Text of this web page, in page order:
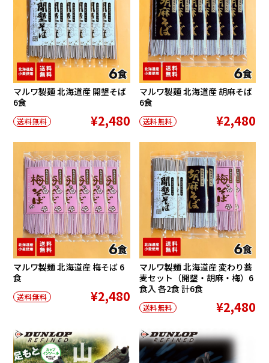
マルワ製麺 北海道産 開墾そば
6食
送料無料 ¥2,480
マルワ製麺 北海道産 胡麻そば
6食
送料無料 ¥2,480
マルワ製麺 北海道産 梅そば 6
食
送料無料 ¥2,480
マルワ製麺 北海道産 変わり蕎
麦セット（開墾・胡麻・梅）6
食入 各2食 計6食
送料無料 ¥2,480